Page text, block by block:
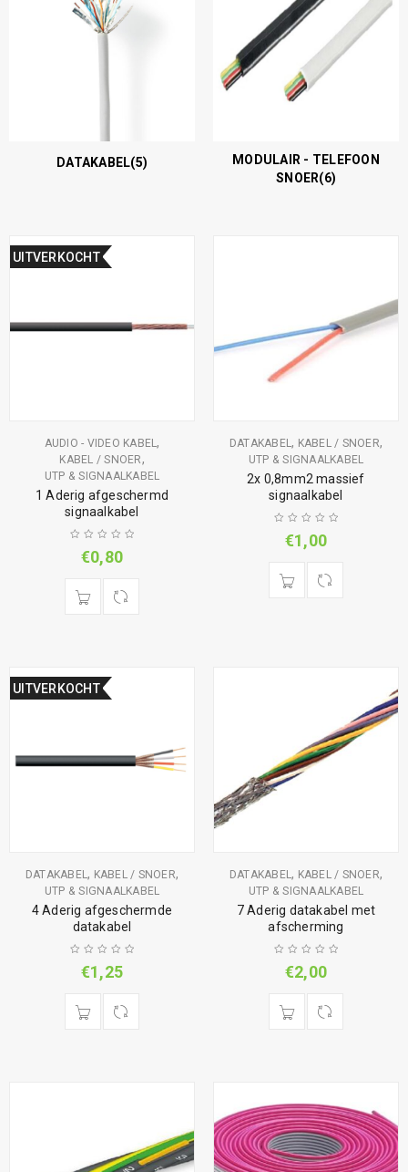
DATAKABEL(5)
MODULAIR - TELEFOON
SNOER(6)
UITVERKOCHT
AUDIO - VIDEO KABEL,
KABEL / SNOER,
UTP & SIGNAALKABEL
1 Aderig afgeschermd
signaalkabel
€0,80
DATAKABEL, KABEL / SNOER,
UTP & SIGNAALKABEL
2x 0,8mm2 massief
signaalkabel
€1,00
UITVERKOCHT
DATAKABEL, KABEL / SNOER,
UTP & SIGNAALKABEL
4 Aderig afgeschermde
datakabel
€1,25
DATAKABEL, KABEL / SNOER,
UTP & SIGNAALKABEL
7 Aderig datakabel met
afscherming
€2,00